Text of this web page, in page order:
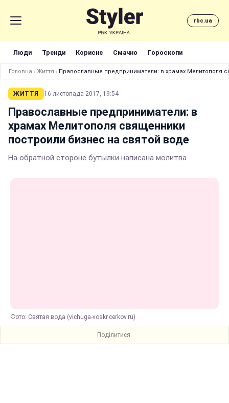
rbc.ua
Люди Тренди Корисне Смачно Гороскопи
Головна › Життя › Православные предприниматели: в храмах Мелитополя
ЖИТТЯ 16 листопада 2017, 19:54
Православные предприниматели: в
храмах Мелитополя священники
построили бизнес на святой воде
На обратной стороне бутылки написана молитва
Фото: Святая вода (vichuga-voskr.cerkov.ru)
Поділитися: